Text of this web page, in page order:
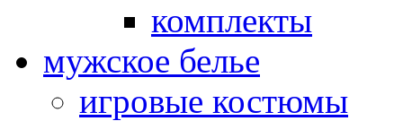
комплекты
мужское белье
игровые костюмы